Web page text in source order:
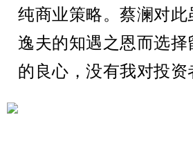
纯商业策略。蔡澜对
逸夫的知遇之恩而选
的良心，没有我对投